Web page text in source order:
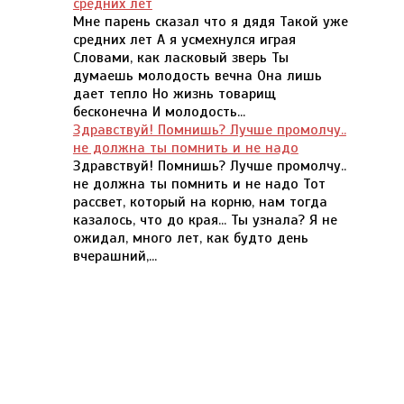
средних лет
Мне парень сказал что я дядя Такой уже
средних лет А я усмехнулся играя
Словами, как ласковый зверь Ты
думаешь молодость вечна Она лишь
дает тепло Но жизнь товарищ
бесконечна И молодость...
Здравствуй! Помнишь? Лучше промолчу..
не должна ты помнить и не надо
Здравствуй! Помнишь? Лучше промолчу..
не должна ты помнить и не надо Тот
рассвет, который на корню, нам тогда
казалось, что до края... Ты узнала? Я не
ожидал, много лет, как будто день
вчерашний,...